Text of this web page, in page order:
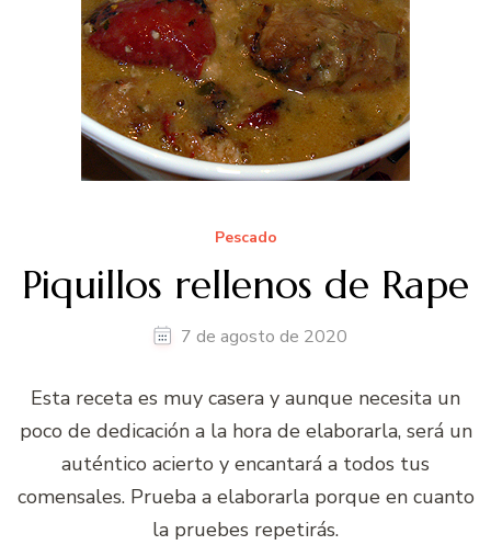
Pescado
Piquillos rellenos de Rape
7 de agosto de 2020
Esta receta es muy casera y aunque necesita un
poco de dedicación a la hora de elaborarla, será un
auténtico acierto y encantará a todos tus
comensales. Prueba a elaborarla porque en cuanto
la pruebes repetirás.